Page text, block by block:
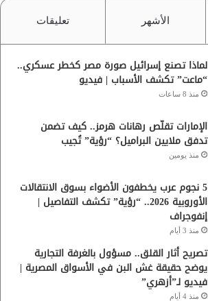
الأشهر تعليقات
لماذا تصنع إسرائيل صورة مصر كخطر عسكري..
“ماعت” تكشف الأسباب | فيديو
منذ 8 ساعات
الإمارات تقلّص رهانات هرمز.. كيف تضمن
تدفق ملايين البراميل؟ “رؤية” تُجيب
منذ يومين
5 نجوم عرب يخطفون الأضواء بسوق الانتقالات
الأوروبية 2026.. “رؤية” تكشف التفاصيل |
إنفوجراف
منذ 3 أيام
تصريح أثار القلق.. مسؤول بالغرفة التجارية
يوضح حقيقة غش البن في الأسواق المصرية |
فيديو لـ”أزهري”
منذ 4 أيام